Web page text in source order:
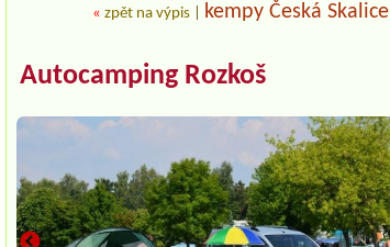
«zpět na výpis kempy Česká Skalice
Autocamping Rozkoš